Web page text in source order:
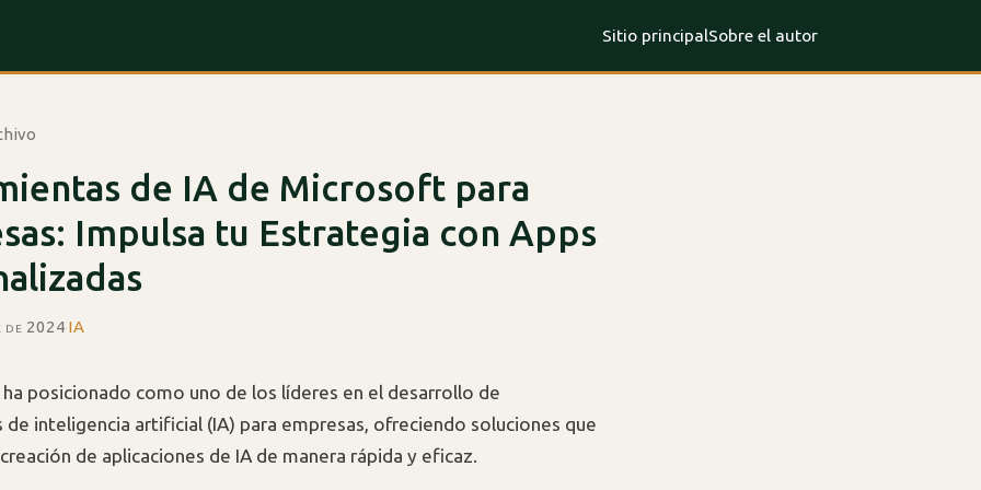
Sitio principalSobre el autor
de IA de Microsoft para
Impulsa tu Estrategia con Apps
de 2024·IA
posicionado como uno de los líderes en el desarrollo de
de inteligencia artificial (IA) para empresas, ofreciendo soluciones que
de aplicaciones de IA de manera rápida y eficaz.